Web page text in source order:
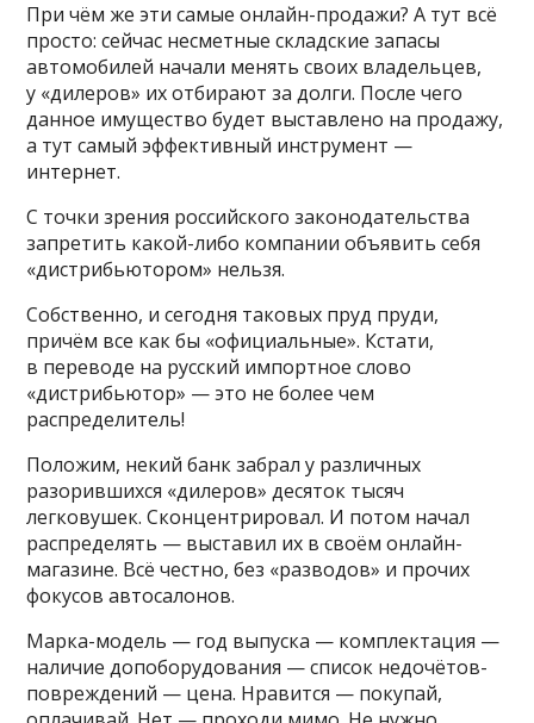
При чём же эти самые онлайн-продажи? А тут всё
просто: сейчас несметные складские запасы
автомобилей начали менять своих владельцев,
у «дилеров» их отбирают за долги. После чего
данное имущество будет выставлено на продажу,
а тут самый эффективный инструмент —
интернет.
С точки зрения российского законодательства
запретить какой-либо компании объявить себя
«дистрибьютором» нельзя.
Собственно, и сегодня таковых пруд пруди,
причём все как бы «официальные». Кстати,
в переводе на русский импортное слово
«дистрибьютор» — это не более чем
распределитель!
Положим, некий банк забрал у различных
разорившихся «дилеров» десяток тысяч
легковушек. Сконцентрировал. И потом начал
распределять — выставил их в своём онлайн-
магазине. Всё честно, без «разводов» и прочих
фокусов автосалонов.
Марка-модель — год выпуска — комплектация —
наличие допоборудования — список недочётов-
повреждений — цена. Нравится — покупай,